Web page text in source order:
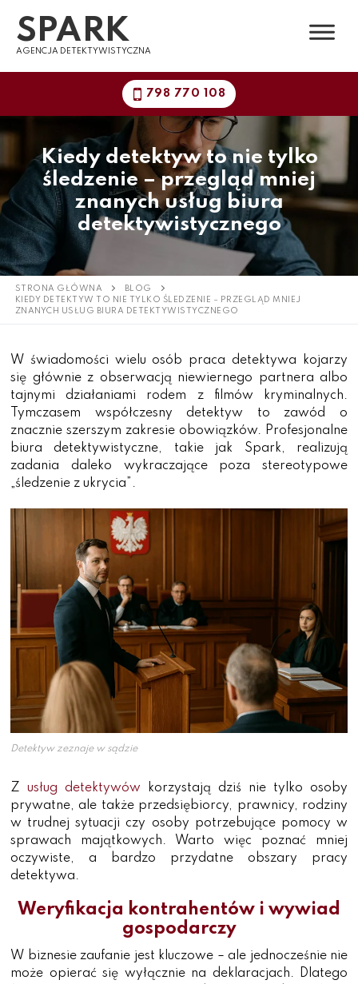
treściSPARK
AGENCJA DETEKTYWISTYCZNA
798 770 108
Kiedy detektyw to nie tylko
śledzenie – przegląd mniej
znanych usług biura
detektywistycznego
STRONA GŁÓWNA
BLOG
KIEDY DETEKTYW TO NIE TYLKO ŚLEDZENIE – PRZEGLĄD MNIEJ
ZNANYCH USŁUG BIURA DETEKTYWISTYCZNEGO
W świadomości wielu osób praca detektywa kojarzy
się głównie z obserwacją niewiernego partnera albo
tajnymi działaniami rodem z filmów kryminalnych.
Tymczasem współczesny detektyw to zawód o
znacznie szerszym zakresie obowiązków. Profesjonalne
biura detektywistyczne, takie jak Spark, realizują
zadania daleko wykraczające poza stereotypowe
„śledzenie z ukrycia”.
Detektyw zeznaje w sądzie
Z usług detektywów korzystają dziś nie tylko osoby
prywatne, ale także przedsiębiorcy, prawnicy, rodziny
w trudnej sytuacji czy osoby potrzebujące pomocy w
sprawach majątkowych. Warto więc poznać mniej
oczywiste, a bardzo przydatne obszary pracy
detektywa.
Weryfikacja kontrahentów i wywiad
gospodarczy
W biznesie zaufanie jest kluczowe – ale jednocześnie nie
może opierać się wyłącznie na deklaracjach. Dlatego